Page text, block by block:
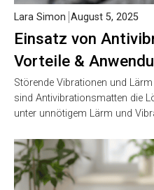
Einsatz von
Vorteile &
Lara Simon August 5, 2025
Störende Vibrationen und
sind Antivibrationsmatten die
unter unnötigem Lärm und